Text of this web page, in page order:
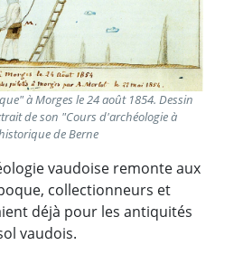
à Morges le 24 août 1854. Dessin
de son "Cours d'archéologie à
de Berne
vaudoise remonte aux
collectionneurs et
déjà pour les antiquités
vaudois.